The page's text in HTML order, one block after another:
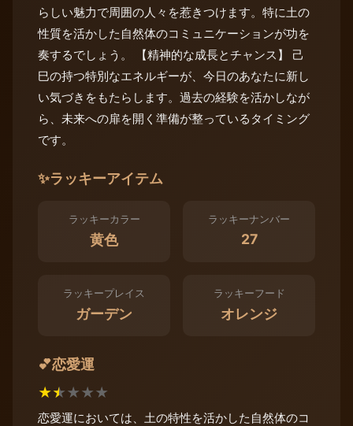
らしい魅力で周囲の人々を惹きつけます。特に土の
性質を活かした自然体のコミュニケーションが功を
奏するでしょう。 【精神的な成長とチャンス】 己
巳の持つ特別なエネルギーが、今日のあなたに新し
い気づきをもたらします。過去の経験を活かしなが
ら、未来への扉を開く準備が整っているタイミング
です。
✨ラッキーアイテム
ラッキーカラー
黄色
ラッキーナンバー
27
ラッキープレイス
ガーデン
ラッキーフード
オレンジ
💕恋愛運
★★★★★
恋愛運においては、土の特性を活かした自然体のコ